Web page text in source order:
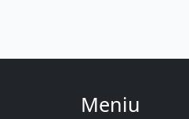
Meniu